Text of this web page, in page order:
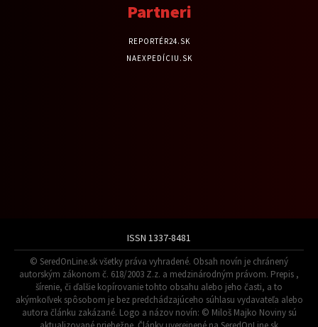
Partneri
REPORTÉR24.SK
NAEXPEDÍCIU.SK
ISSN 1337-8481
© SeredOnLine.sk všetky práva vyhradené. Obsah novín je chránený
autorským zákonom č. 618/2003 Z.z. a medzinárodným právom. Prepis ,
šírenie, či ďalšie kopírovanie tohto obsahu alebo jeho časti, a to
akýmkoľvek spôsobom je bez predchádzajúceho súhlasu vydavateľa alebo
autora článku zakázané. Logo a názov novín: © Miloš Majko Noviny sú